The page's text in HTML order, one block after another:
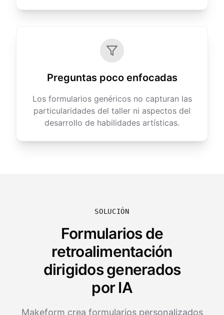
Preguntas poco enfocadas
Los formularios genéricos no capturan las
particularidades del taller ni aspectos del
desarrollo de habilidades artísticas.
SOLUCIÓN
Formularios de
retroalimentación
dirigidos generados
por IA
Makeform crea formularios personalizados